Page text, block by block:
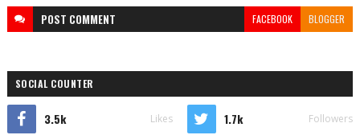
POST COMMENT FACEBOOK BLOGGER
SOCIAL COUNTER
3.5k Likes 1.7k Followers